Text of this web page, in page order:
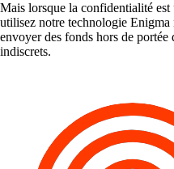
Mais lorsque la confidentialité est
utilisez notre technologie Enigma
envoyer des fonds hors de portée
indiscrets.